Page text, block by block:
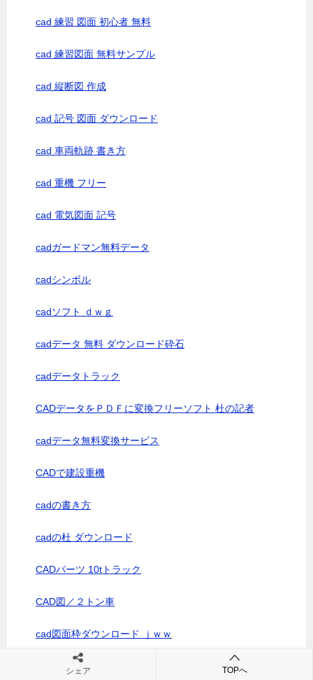
cad 練習 図面 初心者 無料
cad 練習図面 無料サンプル
cad 縦断図 作成
cad 記号 図面 ダウンロード
cad 車両軌跡 書き方
cad 重機 フリー
cad 電気図面 記号
cadガードマン無料データ
cadシンボル
cadソフト ｄｗｇ
cadデータ 無料 ダウンロード砕石
cadデータトラック
CADデータをＰＤＦに変換フリーソフト 杜の記者
cadデータ無料変換サービス
CADで建設重機
cadの書き方
cadの杜 ダウンロード
CADパーツ 10tトラック
CAD図／２トン車
cad図面枠ダウンロード ｊｗｗ
cad図面練習問題
シェア TOPへ